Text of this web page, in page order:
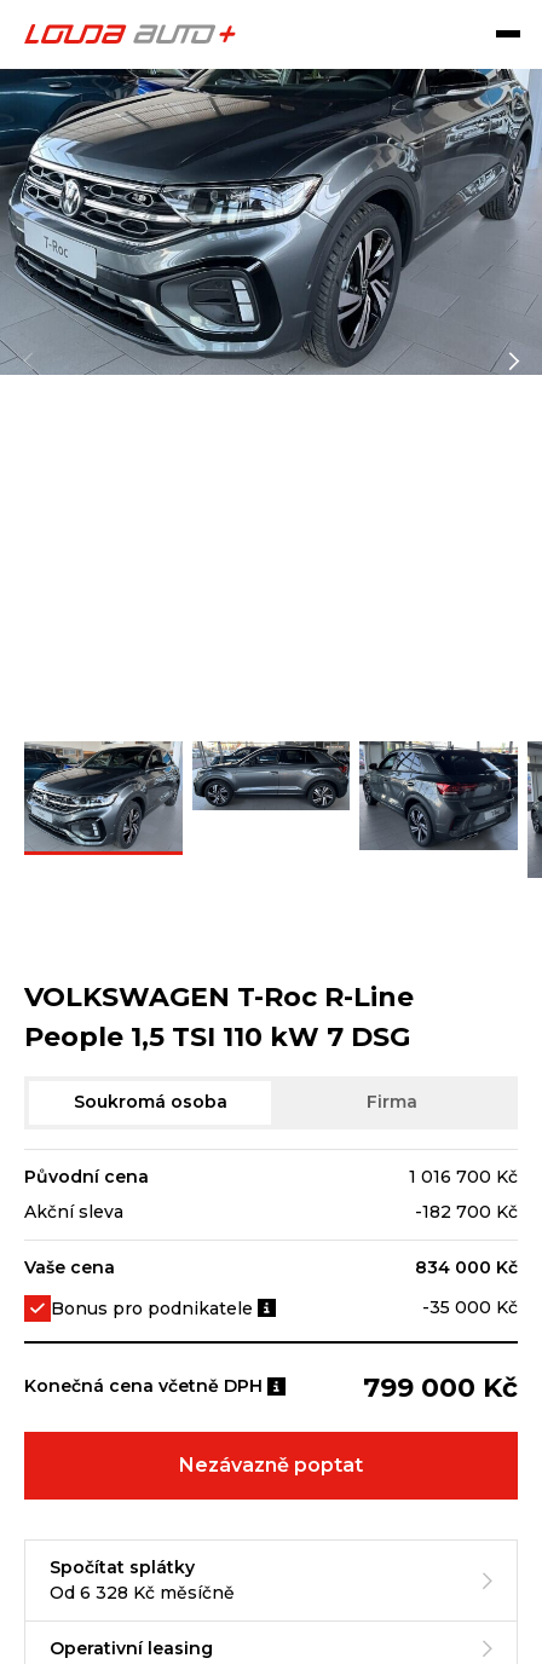
VOLKSWAGEN T-Roc R-Line
People 1,5 TSI 110 kW 7 DSG
Soukromá osoba Firma
Původní cena
1 016 700 Kč
Akční sleva
-182 700 Kč
Vaše cena
834 000 Kč
Bonus pro podnikatele
-35 000 Kč
Konečná cena včetně DPH 799 000 Kč
Nezávazně poptat
Spočítat splátky
Od 6 328 Kč měsíčně
Operativní leasing